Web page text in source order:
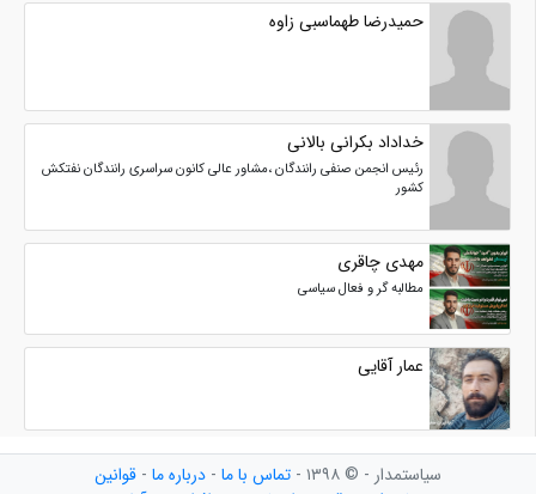
حمیدرضا طهماسبی زاوه
خداداد بکرانی بالانی
رئیس انجمن صنفی رانندگان ،مشاور عالی کانون سراسری رانندگان نفتکش
کشور
مهدی چاقری
مطالبه گر و فعال سیاسی
عمار آقایی
سیاستمدار - © ۱۳۹۸ - تماس با ما - درباره ما - قوانین